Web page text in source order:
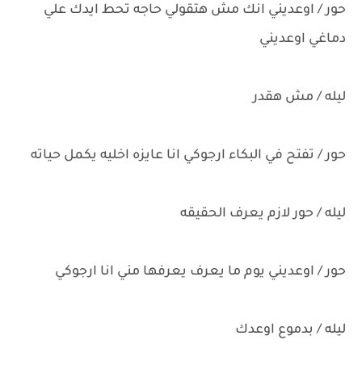
حور / اوعديني انك مش هتقولي حاجه تحط ايدك علي
دماغي اوعديني
ليله / مش هقدر
حور / تفتح في البكاء ارجوكي انا عايزه اخليه يكمل حياته
ليله / حور لازم يعرف الحقيقه
حور / اوعديني يوم ما يعرف يعرفها مني انا ارجوكي
ليله / بدموع اوعدك